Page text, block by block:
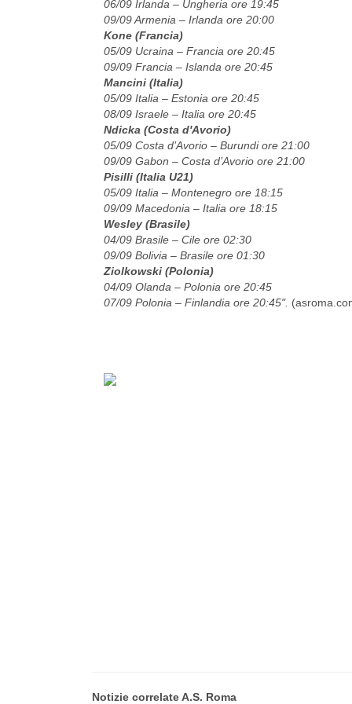
06/09 Irlanda – Ungheria ore 19:45
09/09 Armenia – Irlanda ore 20:00
Kone (Francia)
05/09 Ucraina – Francia ore 20:45
09/09 Francia – Islanda ore 20:45
Mancini (Italia)
05/09 Italia – Estonia ore 20:45
08/09 Israele – Italia ore 20:45
Ndicka (Costa d'Avorio)
05/09 Costa d’Avorio – Burundi ore 21:00
09/09 Gabon – Costa d’Avorio ore 21:00
Pisilli (Italia U21)
05/09 Italia – Montenegro ore 18:15
09/09 Macedonia – Italia ore 18:15
Wesley (Brasile)
04/09 Brasile – Cile ore 02:30
09/09 Bolivia – Brasile ore 01:30
Ziolkowski (Polonia)
04/09 Olanda – Polonia ore 20:45
07/09 Polonia – Finlandia ore 20:45".
Notizie correlate A.S. Roma